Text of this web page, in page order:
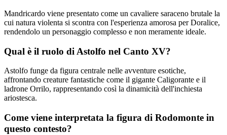
Mandricardo viene presentato come un cavaliere saraceno brutale la
cui natura violenta si scontra con l'esperienza amorosa per Doralice,
rendendolo un personaggio complesso e non meramente ideale.
Qual è il ruolo di Astolfo nel Canto XV?
Astolfo funge da figura centrale nelle avventure esotiche,
affrontando creature fantastiche come il gigante Caligorante e il
ladrone Orrilo, rappresentando così la dinamicità dell'inchiesta
ariostesca.
Come viene interpretata la figura di Rodomonte in
questo contesto?